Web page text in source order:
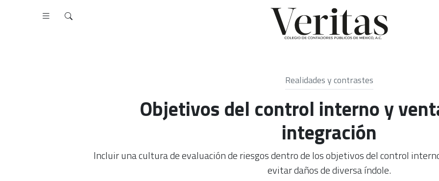
Realidades y contrastes
Objetivos del control interno y
integración
Incluir una cultura de evaluación de riesgos dentro de los objetivos del control
evitar daños de diversa índole.